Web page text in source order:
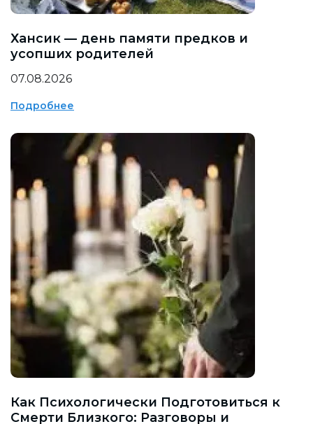
Хансик — день памяти предков и
усопших родителей
07.08.2026
Подробнее
Как Психологически Подготовиться к
Смерти Близкого: Разговоры и